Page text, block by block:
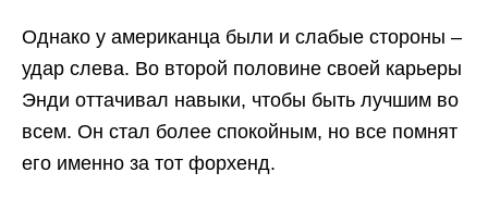
Однако у американца были и слабые стороны –
удар слева. Во второй половине своей карьеры
Энди оттачивал навыки, чтобы быть лучшим во
всем. Он стал более спокойным, но все помнят
его именно за тот форхенд.